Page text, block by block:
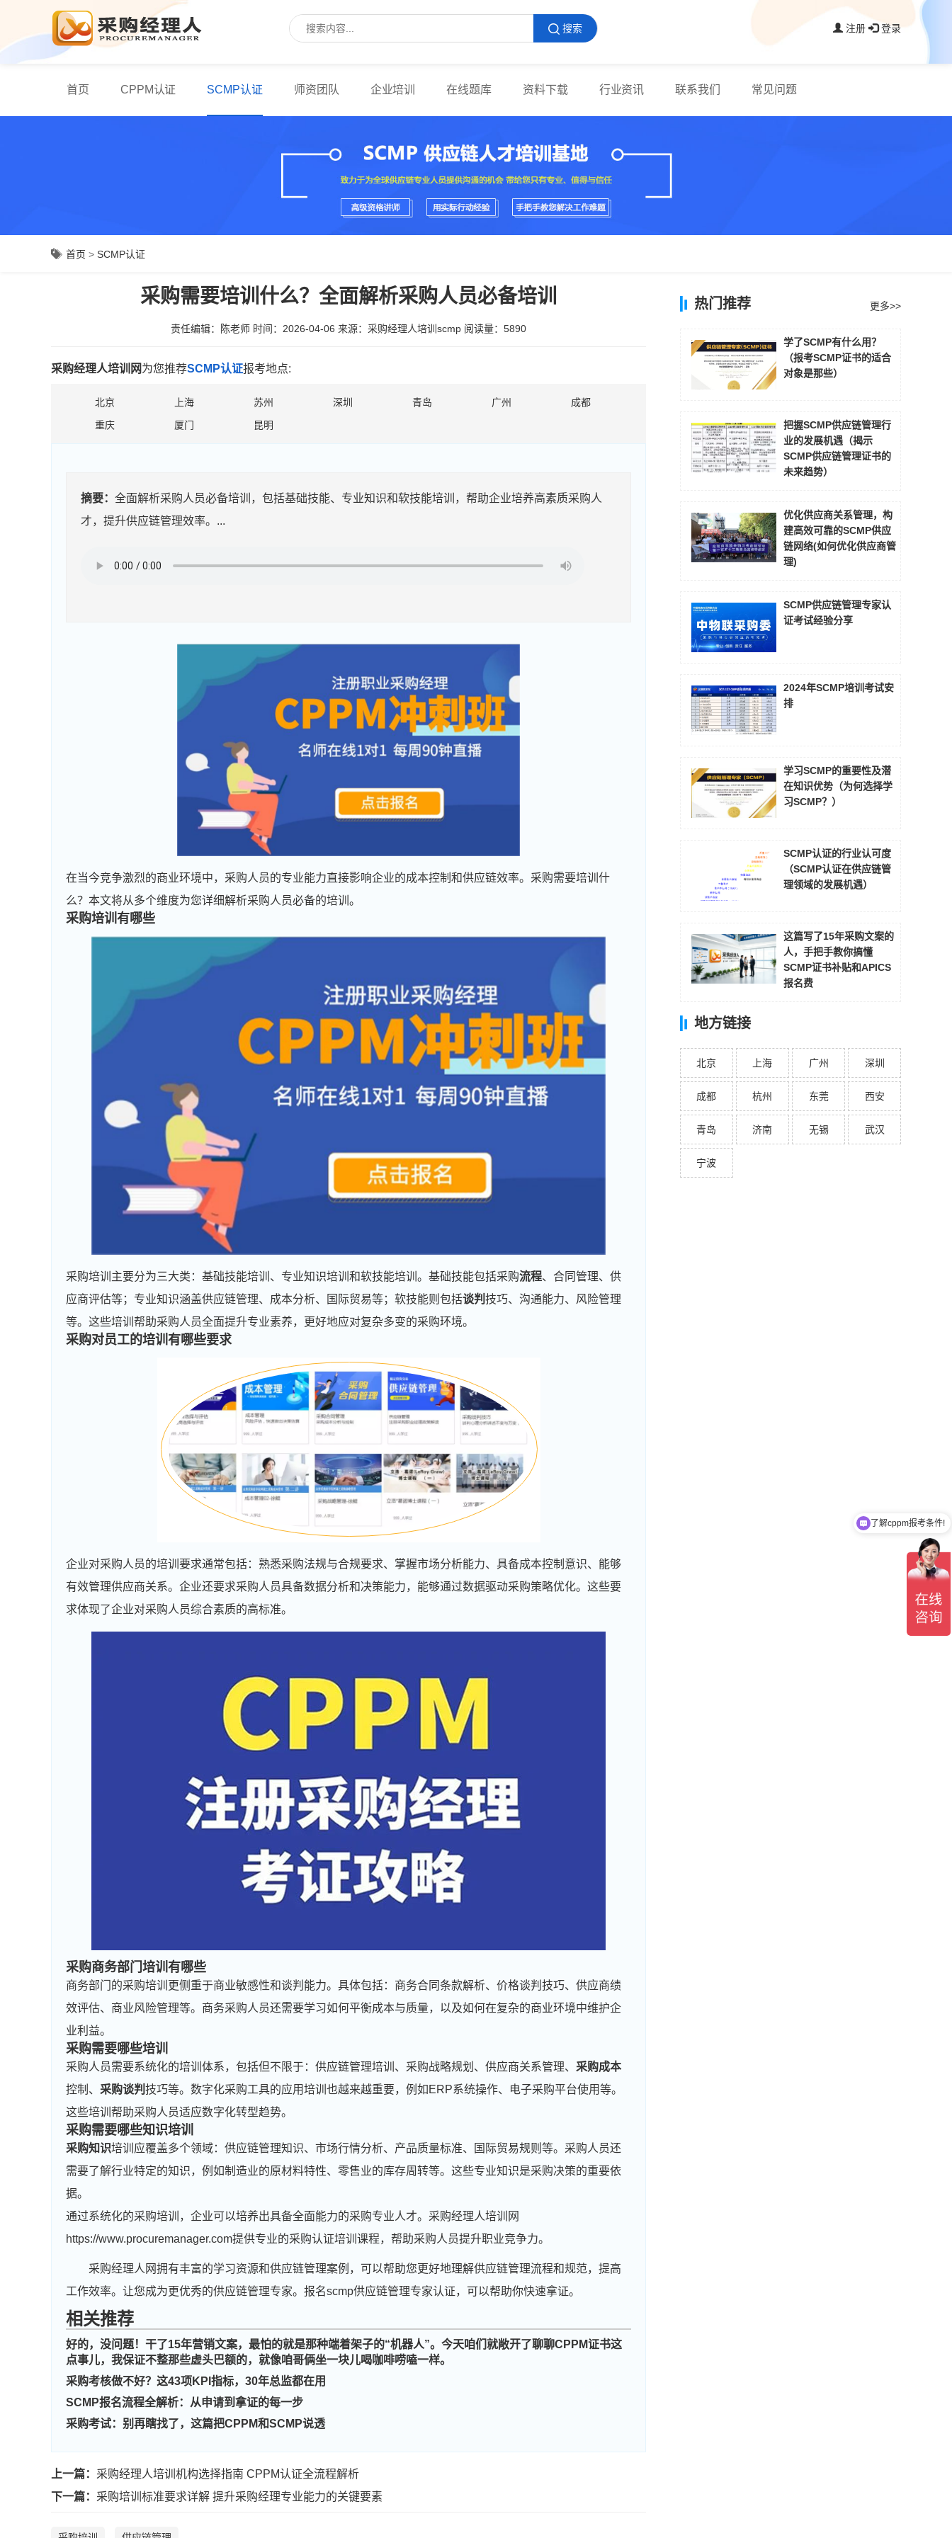
搜索 注册 登录
首页 CPPM认证 SCMP认证 师资团队 企业培训 在线题库 资料下载 行业资讯 联系我们 常见问题
首页 > SCMP认证
采购需要培训什么？全面解析采购人员必备培训
责任编辑：陈老师 时间：2026-04-06 来源： 采购经理人培训scmp 阅读量：5890
采购经理人培训网为您推荐SCMP认证报考地点:
北京 上海 苏州 深圳 青岛 广州
成都
重庆
厦门 昆明
摘要： 全面解析采购人员必备培训，包括基础技能、专业知识和软技能培训，帮助企业培养高素质采购人
才，提升供应链管理效率。...
在当今竞争激烈的商业环境中，采购人员的专业能力直接影响企业的成本控制和供应链效率。采购需要培训什
么？本文将从多个维度为您详细解析采购人员必备的培训。
采购培训有哪些
采购培训主要分为三大类：基础技能培训、专业知识培训和软技能培训。基础技能包括采购流程、合同管理、供
应商评估等；专业知识涵盖供应链管理、成本分析、国际贸易等；软技能则包括谈判 技巧、沟通能力、风险管理
等。这些培训帮助采购人员全面提升专业素养，更好地应对复杂多变的采购环境。
采购对员工的培训有哪些要求
企业对采购人员的培训要求通常包括：熟悉采购法规与合规要求、掌握市场分析能力、具备成本控制意识、能够
有效管理供应商关系。企业还要求采购人员具备数据分析和决策能力，能够通过数据驱动采购策略优化。这些要
求体现了企业对采购人员综合素质的高标准。
采购商务部门培训有哪些
商务部门的采购培训更侧重于商业敏感性和谈判能力。具体包括：商务合同条款解析、价格谈判技巧、供应商绩
效评估、商业风险管理等。商务采购人员还需要学习如何平衡成本与质量，以及如何在复杂的商业环境中维护企
业利益。
采购需要哪些培训
采购人员需要系统化的培训体系，包括但不限于：供应链管理培训、采购战略规划、供应商关系管理、 采购成本
控制、 采购谈判 技巧等。数字化采购工具的应用培训也越来越重要，例如ERP系统操作、电子采购平台使用等。
这些培训帮助采购人员适应数字化转型趋势。
采购需要哪些知识培训
采购知识培训应覆盖多个领域：供应链管理知识、市场行情分析、产品质量标准、国际贸易规则等。采购人员还
需要了解行业特定的知识，例如制造业的原材料特性、零售业的库存周转等。这些专业知识是采购决策的重要依
据。
通过系统化的采购培训，企业可以培养出具备全面能力的采购专业人才。采购经理人培训网
https://www.procuremanager.com提供专业的采购认证培训课程，帮助采购人员提升职业竞争力。
采购经理人网拥有丰富的学习资源和供应链管理案例，可以帮助您更好地理解供应链管理流程和规范，提高
工作效率。让您成为更优秀的供应链管理专家。报名scmp供应链管理专家认证，可以帮助你快速拿证。
相关推荐
好的，没问题！干了15年营销文案，最怕的就是那种端着架子的“机器人”。今天咱们就敞开了聊聊CPPM证书这
点事儿，我保证不整那些虚头巴额的，就像咱哥俩坐一块儿喝咖啡唠嗑一样。
采购考核做不好？这43项KPI指标，30年总监都在用
SCMP报名流程全解析：从申请到拿证的每一步
采购考试：别再瞎找了，这篇把CPPM和SCMP说透
上一篇： 采购经理人培训机构选择指南 CPPM认证全流程解析
下一篇： 采购培训标准要求详解 提升采购经理专业能力的关键要素
程** 186****2202 2026-08-07
热门推荐 更多>>
学了SCMP有什么用？
（报考SCMP证书的适合
对象是那些）
把握SCMP供应链管理行
业的发展机遇（揭示
SCMP供应链管理证书的
未来趋势）
优化供应商关系管理，构
建高效可靠的SCMP供应
链网络(如何优化供应商管
理)
SCMP供应链管理专家认
证考试经验分享
2024年SCMP培训考试安
排
学习SCMP的重要性及潜
在知识优势（为何选择学
习SCMP？）
SCMP认证的行业认可度
（SCMP认证在供应链管
理领域的发展机遇）
这篇写了15年采购文案的
人，手把手教你搞懂
SCMP证书补贴和APICS
报名费
地方链接
北京 上海 广州 深圳
成都 杭州 东莞 西安
青岛 济南 无锡 武汉
宁波
了解cppm报考条件!